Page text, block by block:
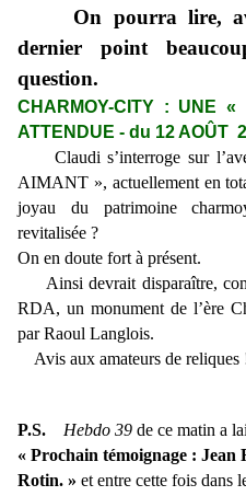
On pourra lire,
dernier point
question.
CHARMOY-CITY : UNE
ATTENDUE - du 12 AOÛT
Claudi s’interroge sur
AIMANT », actuellement en
joyau du patrimoine
revitalisée ?
On en doute fort à présent.
Ainsi devrait disparaître,
RDA, un monument de l’ère
par Raoul Langlois.
Avis aux amateurs de reliques
P.S. Hebdo 39 de ce matin a
« Prochain témoignage : Jean
Rotin. » et entre cette fois dans